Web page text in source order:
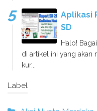
Aplikasi
SD
Halo!
di artikel ini yang akan
kur...
Label